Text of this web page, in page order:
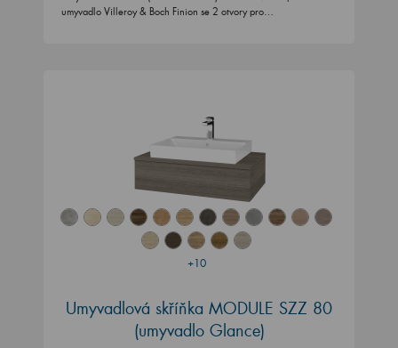
umyvadlo Villeroy & Boch Finion se 2 otvory pro…
+10
Umyvadlová skříňka MODULE SZZ 80
(umyvadlo Glance)